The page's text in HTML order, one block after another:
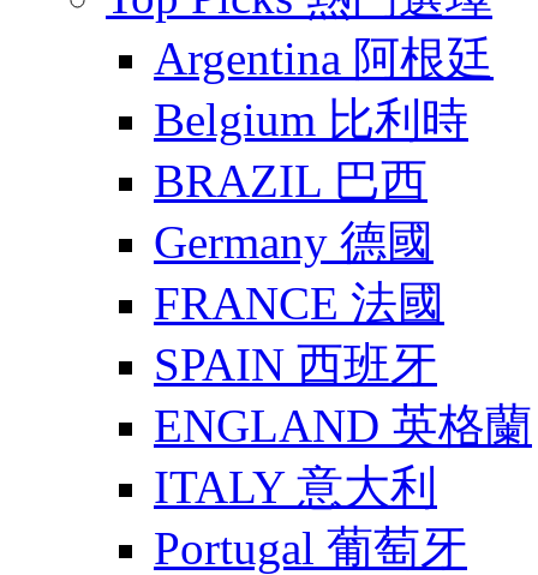
Argentina 阿根廷
Belgium 比利時
BRAZIL 巴西
Germany 德國
FRANCE 法國
SPAIN 西班牙
ENGLAND 英格蘭
ITALY 意大利
Portugal 葡萄牙